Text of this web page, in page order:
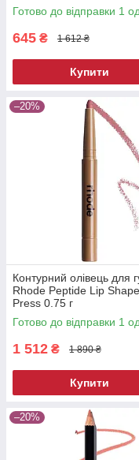
Готово до відправки 1 од.
645 ₴ 1 612 ₴
Купити
–20%
Контурний олівець для
Rhode Peptide Lip
Press 0.75 г
Готово до відправки 1 од.
1 512 ₴ 1 890 ₴
Купити
–20%